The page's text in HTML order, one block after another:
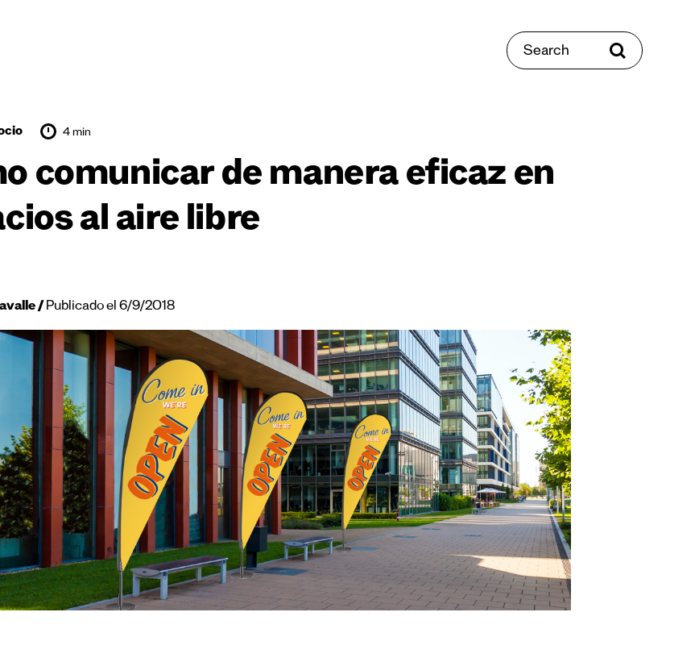
Search
4 min
comunicar de manera eficaz en
al aire libre
Publicado el 6/9/2018